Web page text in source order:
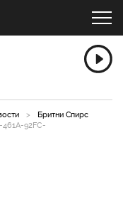
>
Бритни Спирс
461A-92FC-